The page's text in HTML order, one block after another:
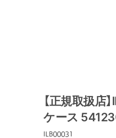
【正規取扱店
ケース
ILB00031